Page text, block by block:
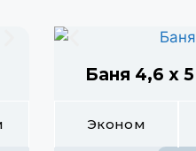
Баня 4,6 х
Эконом